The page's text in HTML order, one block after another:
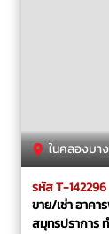
ในคลองบา
รหัส T-142296
ขาย/เช่า อาค